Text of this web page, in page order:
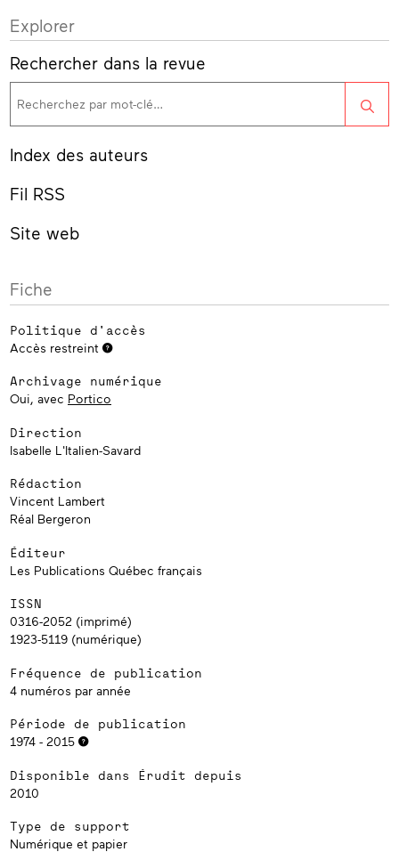
Explorer
Rechercher dans la revue
Index des auteurs
Fil RSS
Site web
Fiche
Politique d'accès
Accès restreint
Archivage numérique
Oui, avec Portico
Direction
Isabelle L'Italien-Savard
Rédaction
Vincent Lambert
Réal Bergeron
Éditeur
Les Publications Québec français
ISSN
0316-2052 (imprimé)
1923-5119 (numérique)
Fréquence de publication
4 numéros par année
Période de publication
1974 - 2015
Disponible dans Érudit depuis
2010
Type de support
Numérique et papier